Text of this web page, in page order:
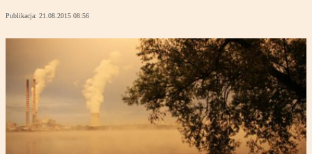
Publikacja: 21.08.2015 08:56